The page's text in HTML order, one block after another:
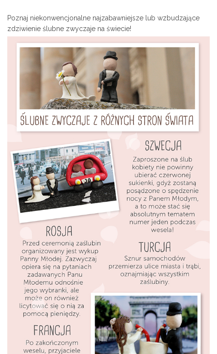
Poznaj niekonwencjonalne najzabawniejsze lub wzbudzające
zdziwienie ślubne zwyczaje na świecie!